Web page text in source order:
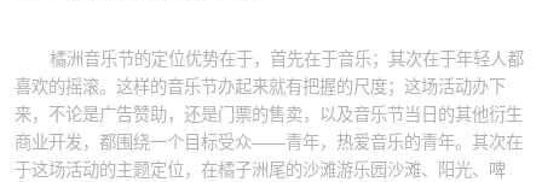
橘洲音乐节的定位优势在于，首先在于音乐；其次在于年轻人都
喜欢的摇滚。这样的音乐节办起来就有把握的尺度；这场活动办下
来，不论是广告赞助，还是门票的售卖，以及音乐节当日的其他衍生
商业开发，都围绕一个目标受众——青年，热爱音乐的青年。其次在
于这场活动的主题定位，在橘子洲尾的沙滩游乐园沙滩、阳光、啤